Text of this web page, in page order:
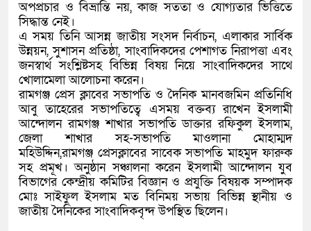
অপপ্রচার ও বিভ্রান্তি নয়, কাজ সততা ও যোগ্যতার ভিত্তিতে
সিদ্ধান্ত নেই।
এ সময় তিনি আসন্ন জাতীয় সংসদ নির্বাচন, এলাকার সার্বিক
উন্নয়ন, সুশাসন প্রতিষ্ঠা, সাংবাদিকদের পেশাগত নিরাপত্তা এবং
জনস্বার্থ সংশ্লিষ্টসহ বিভিন্ন বিষয় নিয়ে সাংবাদিকদের সাথে
খোলামেলা আলোচনা করেন।
রামগঞ্জ প্রেস ক্লাবের সভাপতি ও দৈনিক মানবজমিন প্রতিনিধি
আবু তাহেরের সভাপতিত্বে এসময় বক্তব্য রাখেন ইসলামী
আন্দোলন রামগঞ্জ শাখার সভাপতি ডাক্তার রফিকুল ইসলাম,
জেলা শাখার সহ-সভাপতি মাওলানা মোহাম্মদ
মহিউদ্দিন,রামগঞ্জ প্রেসক্লাবের সাবেক সভাপতি মাহমুদ ফারুক
সহ প্রমূখ। অনুষ্ঠান সঞ্চালনা করেন ইসলামী আন্দোলন যুব
বিভাগের কেন্দ্রীয় কমিটির বিজ্ঞান ও প্রযুক্তি বিষয়ক সম্পাদক
মোঃ সাইফুল ইসলাম মত বিনিময় সভায় বিভিন্ন স্থানীয় ও
জাতীয় দৈনিকের সাংবাদিকবৃন্দ উপস্থিত ছিলেন।